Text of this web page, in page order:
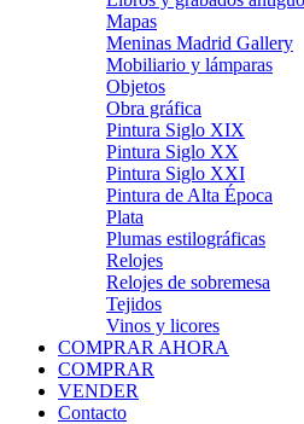
Mapas
Meninas Madrid Gallery
Mobiliario y lámparas
Objetos
Obra gráfica
Pintura Siglo XIX
Pintura Siglo XX
Pintura Siglo XXI
Pintura de Alta Época
Plata
Plumas estilográficas
Relojes
Relojes de sobremesa
Tejidos
Vinos y licores
COMPRAR AHORA
COMPRAR
VENDER
Contacto